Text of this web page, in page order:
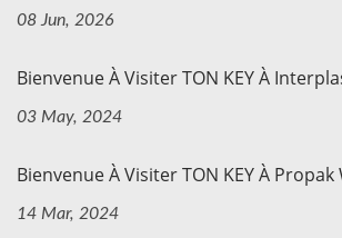
08 Jun, 2026
Bienvenue À Visiter TON KEY À
03 May, 2024
Bienvenue À Visiter TON KEY À Propak
14 Mar, 2024